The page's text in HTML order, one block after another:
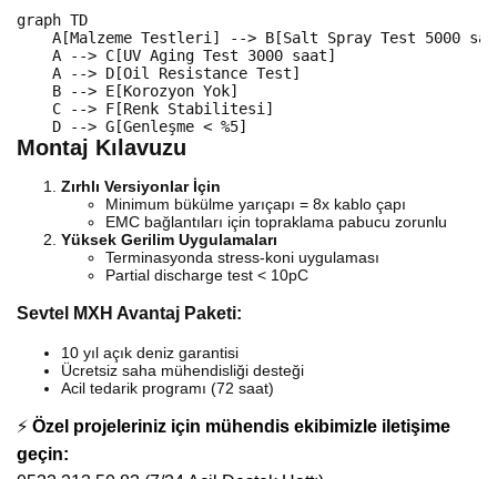
graph TD
    A
[Malzeme Testleri] --> B [Salt Spray Test 5000
    A
--> C [UV Aging Test 3000 saat]
    A
--> D [Oil Resistance Test]
    B
--> E [Korozyon Yok]
    C
--> F [Renk Stabilitesi]
    D
--> G [Genleşme < %5]
Montaj Kılavuzu
Zırhlı Versiyonlar İçin
Minimum bükülme yarıçapı = 8x kablo çapı
EMC bağlantıları için topraklama pabucu zorunlu
Yüksek Gerilim Uygulamaları
Terminasyonda stress-koni uygulaması
Partial discharge test < 10pC
Sevtel MXH Avantaj Paketi:
10 yıl açık deniz garantisi
Ücretsiz saha mühendisliği desteği
Acil tedarik programı (72 saat)
⚡ Özel projeleriniz için mühendis ekibimizle iletişime
geçin: